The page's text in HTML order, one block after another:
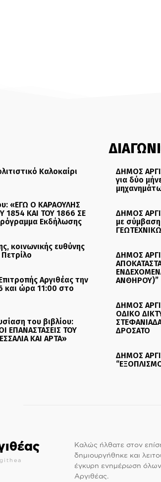
Καλοκαίρι
«ΕΓΩ Ο ΚΑΡΑΟΥΛΗΣ
1854 ΚΑΙ ΤΟΥ 1866 ΣΕ
Εκδήλωσης
κοινωνικής ευθύνης
Αργιθέας την
και ώρα 11:00 στο
του βιβλίου:
ΕΠΑΝΑΣΤΑΣΕΙΣ ΤΟΥ
ΚΑΙ ΑΡΤΑ»
ΔΗΜΟΣ
για δύο
ΔΗΜΟΣ
με
ΔΗΜΟΣ
ΑΝΘΗΡΟΥ)”
ΔΗΜΟΣ
ΟΔΙΚΟ
ΔΡΟΣΑΤΟ
ΔΗΜΟΣ
Καλώς ήλθατε στον
δημιουργήθηκε και
έγκυρη ενημέρωση
Αργιθέας.